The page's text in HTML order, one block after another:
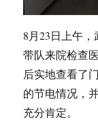
8月23日上午
带队来院检查
后实地查看了
的节电情况，
充分肯定。